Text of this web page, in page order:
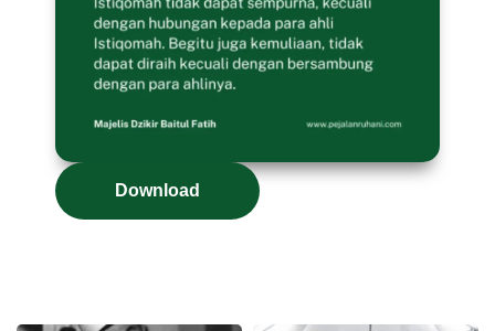
Download